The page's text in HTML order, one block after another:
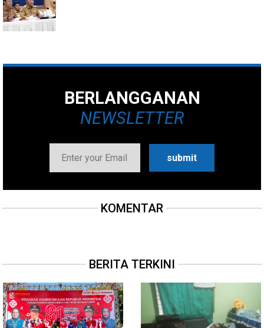
BERLANGGANAN
NEWSLETTER
KOMENTAR
BERITA TERKINI